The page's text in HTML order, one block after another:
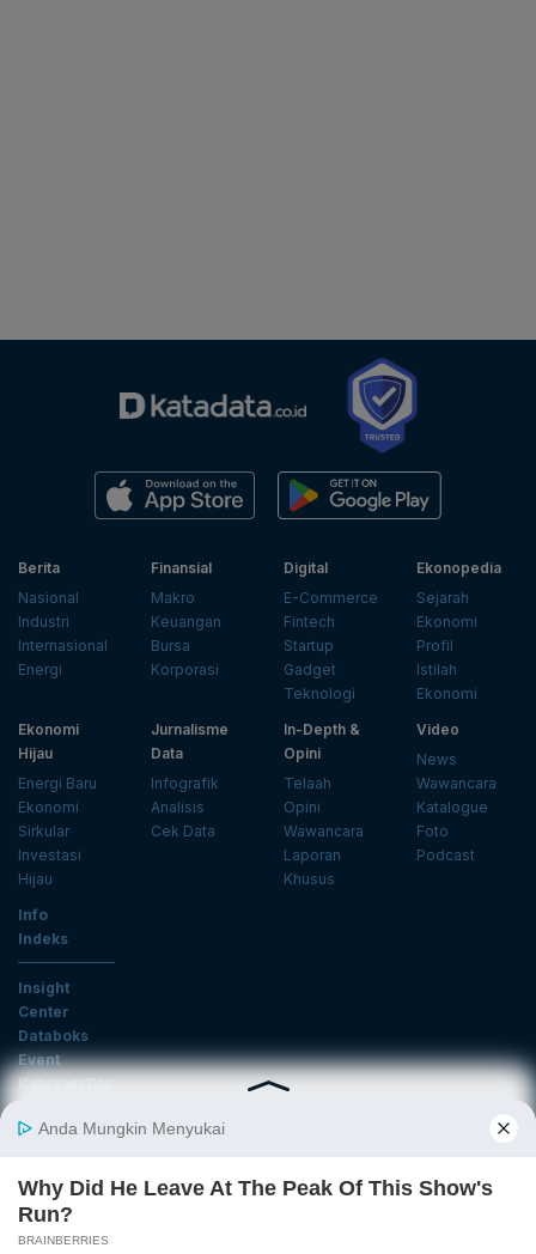
Berita
Nasional
Industri
Internasional
Energi
Finansial
Makro
Keuangan
Bursa
Korporasi
Digital
E-Commerce
Fintech
Startup
Gadget
Teknologi
Ekonopedia
Sejarah
Ekonomi
Profil
Istilah
Ekonomi
Ekonomi
Hijau
Energi Baru
Ekonomi
Sirkular
Investasi
Hijau
Jurnalisme
Data
Infografik
Analisis
Cek Data
In-Depth &
Opini
Telaah
Opini
Wawancara
Laporan
Khusus
Video
News
Wawancara
Katalogue
Foto
Podcast
Info
Indeks
Insight
Center
Databoks
Event
KatadataOto
Email
Daftar